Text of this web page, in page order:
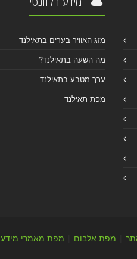
מזג האוויר בערים בתאילנד
מה השעה בתאילנד?
ערך מטבע בתאילנד
מפת תאילנד
מפת אלבום
מפת מאמרי מידע